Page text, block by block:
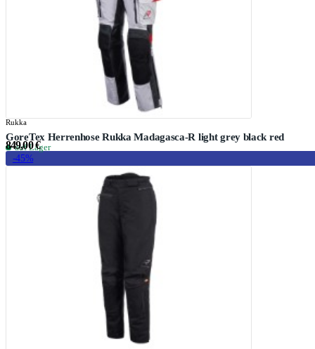
Rukka
GoreTex Herrenhose Rukka Madagasca-R light grey black red
auf Lager
849,00 €
-45%